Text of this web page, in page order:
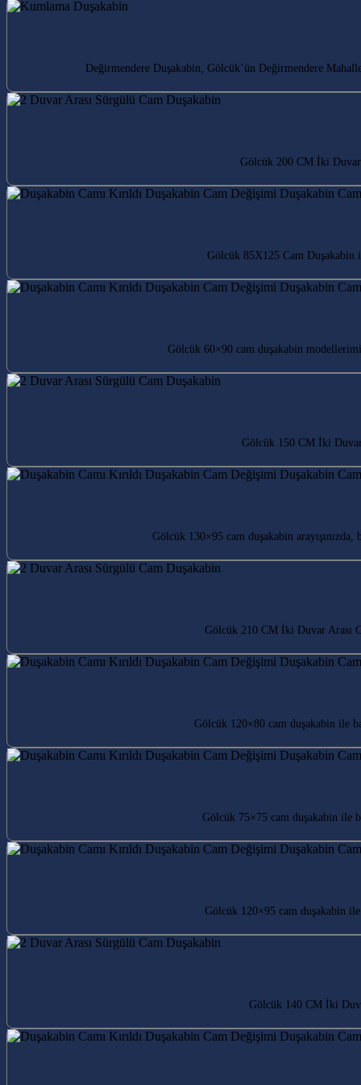
Değirmendere Duşakabin, Gölcük’ün Değirmendere
Gölcük 200 CM İki Duvar
Gölcük 85X125 Cam
Gölcük 60×90 cam duşakabin
Gölcük 150 CM İki Duvar
Gölcük 130×95 cam duşakabin
Gölcük 210 CM İki Duvar Arası
Gölcük 120×80 cam duşakabin ile
Gölcük 75×75 cam duşakabin ile
Gölcük 120×95 cam duşakabin
Gölcük 140 CM İki